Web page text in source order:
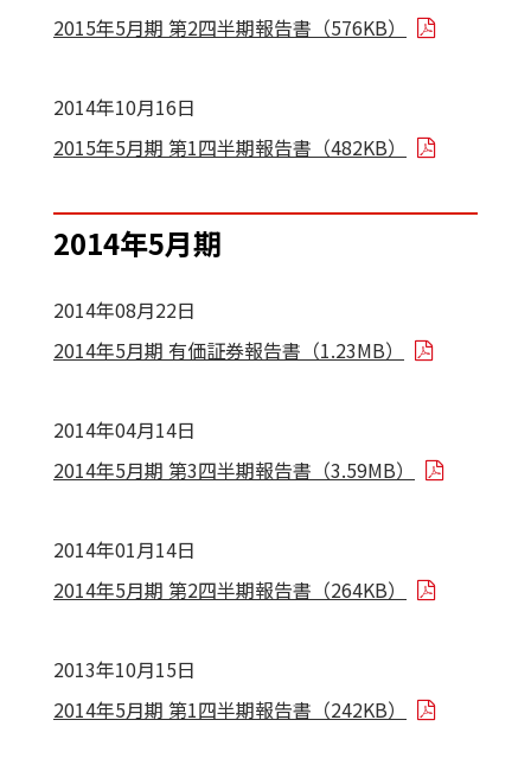
2015年5月期 第2四半期報告書（576KB）
2014年10月16日
2015年5月期 第1四半期報告書（482KB）
2014年5月期
2014年08月22日
2014年5月期 有価証券報告書（1.23MB）
2014年04月14日
2014年5月期 第3四半期報告書（3.59MB）
2014年01月14日
2014年5月期 第2四半期報告書（264KB）
2013年10月15日
2014年5月期 第1四半期報告書（242KB）